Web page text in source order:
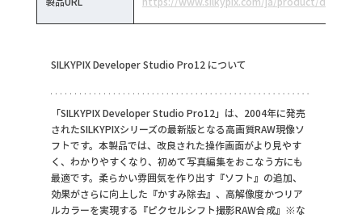
SILKYPIX Developer Studio Pro12 について
「SILKYPIX Developer Studio Pro12」は、2004年に発売
されたSILKYPIXシリーズの最新版となる高画質RAW現像ソ
フトです。本製品では、改良された操作画面がより見やす
く、わかりやすくなり、初めて写真編集をおこなう方にも
最適です。柔らかい雰囲気を作り出す『ソフト』の追加、
効果がさらに向上した『かすみ除去』、高解像度かつリア
ルカラーを実現する『ピクセルシフト撮影RAW合成』※な